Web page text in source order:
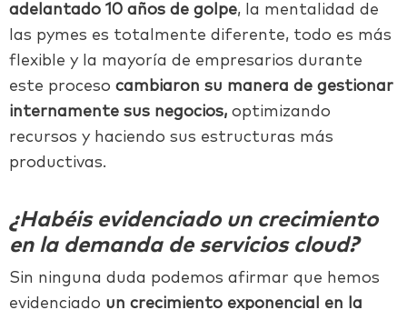
adelantado 10 años de golpe, la mentalidad de
las pymes es totalmente diferente, todo es más
flexible y la mayoría de empresarios durante
este proceso cambiaron su manera de gestionar
internamente sus negocios, optimizando
recursos y haciendo sus estructuras más
productivas.
¿Habéis evidenciado un crecimiento
en la demanda de servicios cloud?
Sin ninguna duda podemos afirmar que hemos
evidenciado un crecimiento exponencial en la